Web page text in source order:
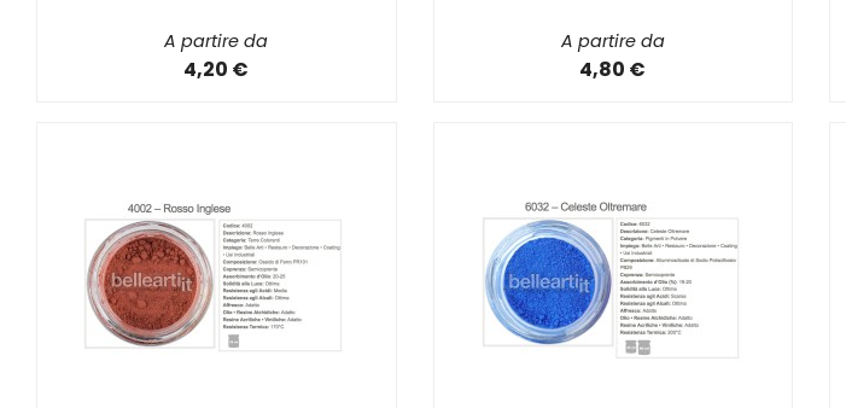
A partire da
4,20 €
A partire da
4,80 €